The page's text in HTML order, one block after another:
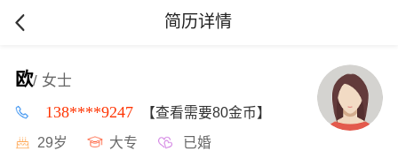
简历详情
欧/ 女士
138****9247 【查看需要80金币】
29岁 大专 已婚